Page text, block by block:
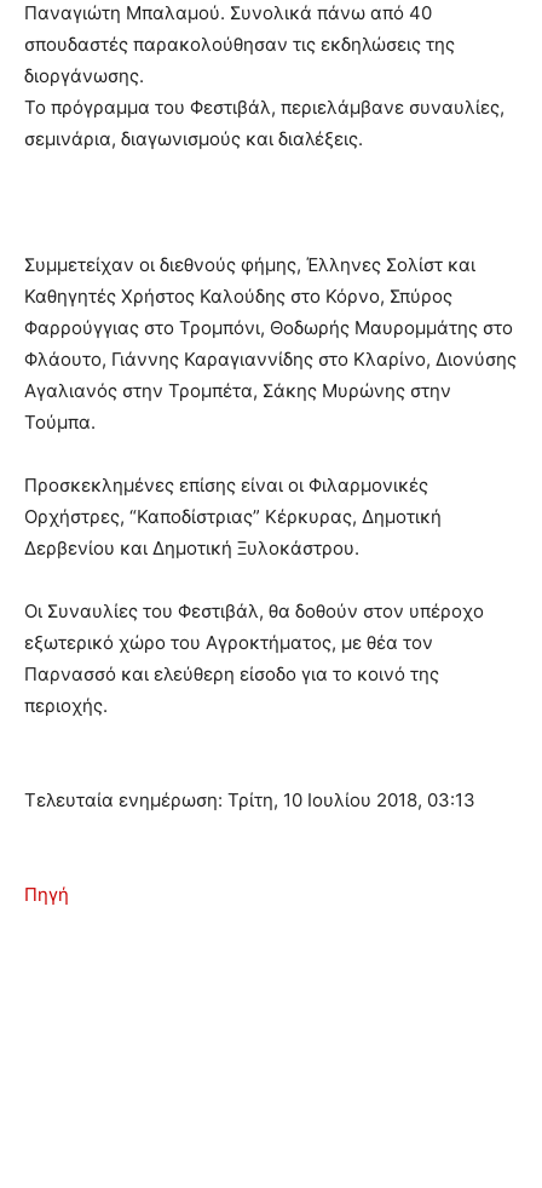
Παναγιώτη Μπαλαμού. Συνολικά πάνω από 40
σπουδαστές παρακολούθησαν τις εκδηλώσεις της
διοργάνωσης.
Το πρόγραμμα του Φεστιβάλ, περιελάμβανε συναυλίες,
σεμινάρια, διαγωνισμούς και διαλέξεις.
Συμμετείχαν οι διεθνούς φήμης, Έλληνες Σολίστ και
Καθηγητές Χρήστος Καλούδης στο Κόρνο, Σπύρος
Φαρρούγγιας στο Τρομπόνι, Θοδωρής Μαυρομμάτης στο
Φλάουτο, Γιάννης Καραγιαννίδης στο Κλαρίνο, Διονύσης
Αγαλιανός στην Τρομπέτα, Σάκης Μυρώνης στην
Τούμπα.
Προσκεκλημένες επίσης είναι οι Φιλαρμονικές
Ορχήστρες, “Καποδίστριας” Κέρκυρας, Δημοτική
Δερβενίου και Δημοτική Ξυλοκάστρου.
Οι Συναυλίες του Φεστιβάλ, θα δοθούν στον υπέροχο
εξωτερικό χώρο του Αγροκτήματος, με θέα τον
Παρνασσό και ελεύθερη είσοδο για το κοινό της
περιοχής.
Τελευταία ενημέρωση: Τρίτη, 10 Ιουλίου 2018, 03:13
Πηγή